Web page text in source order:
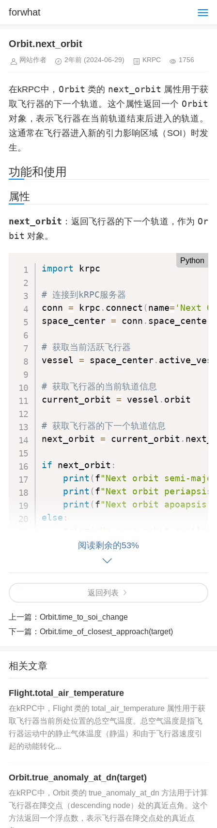
forwhat
Orbit.next_orbit
网站作者 2年前 (2024-06-29) KRPC 1756
在kRPC中， Orbit 类的 next_orbit 属性用于获
取飞行器的下一个轨道。这个属性返回一个 Orbit
对象，表示飞行器在当前轨道结束后进入的轨道。
这通常在飞行器进入新的引力影响区域（SOI）时发
生。
功能和使用
属性
next_orbit ：返回飞行器的下一个轨道，作为 Or
bit 对象。
Python
import krpc
# 连接到kRPC服务器
conn = krpc . connect (name= 'Next
space_center = conn . space_center
# 获取当前活跃飞行器
vessel = space_center.
# 获取飞行器的当前轨道信息
current_orbit = vessel . orbit
# 获取飞行器的下一个轨道信息
next_orbit = current_orbit .
if next_orbit :
print (f"Next orbit semi-
print (f"Next orbit
print (f"Next orbit apoapsis:
else :
print
"No next orbit
连接到kRPC服务器：使用krpc.connect()函数
连接到 kRPC 服务器。
获取当前活跃飞行器：通过space_center.acti
ve_vessel获取当前活跃的飞行器对象。
获取飞行器的当前轨道信息
获取飞行器的下一个轨道信息
_orbit.next_orbit属性，获取飞行器的下一个
轨道。如果有下一个轨道，则打印其半长轴、近地
点和远地点等信息；如果没有，则打印相应提示。
轨道分析
：在轨道分析中，使用下一个轨道信息确
定飞行器在新的引力影响区域的轨道特性。
阅读剩余的53%
返回列表
上一篇： Orbit.time_to_soi_change
下一篇： Orbit.time_of_closest_approach(target)
相关文章
Flight.total_air_temperature
在kRPC中，Flight 类的 total_air_temperature 属性用于获
取飞行器当前所处位置的总空气温度。总空气温度是指飞
行器运动中的静止气体温度（静温）和由于飞行器速度引
起的动能转化...
Orbit.true_anomaly_at_dn(target)
在kRPC中，Orbit 类的 true_anomaly_at_dn 方法用于计算
飞行器在降交点（descending node）处的真近点角。这个
方法返回一个浮点数，表示飞行器在降交点处的真近点